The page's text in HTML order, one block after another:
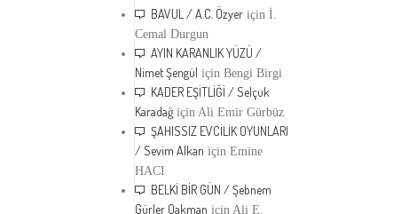
PANZEHIR ÖYKÜLER
ÖZGÜR APARTMANI, DAİRE ÜÇ /
Bayar
Gönderen panzehir_dergi
ÖZGÜR APARTMANI, DAİRE ÜÇ / Ayşegül
Dergi için yazdı. Panzehir Dergi her hafta yepyeni
öykülerle yayımda. Panzehriniz edebiyat olsun.
DEVAMINI OKU...
BAVUL / A.C. Özyer içinİ.
Cemal Durgun
AYIN KARANLIK YÜZÜ /
Nimet Şengül içinBengi Birgi
KADER EŞİTLİĞİ / Selçuk
Karadağ için Ali Emir Gürbüz
ŞAHISSIZ EVCİLİK OYUNLARI
/ Sevim Alkan içinEmine
HACI
BELKİ BİR GÜN / Şebnem
Gürler Oakman için Ali E.